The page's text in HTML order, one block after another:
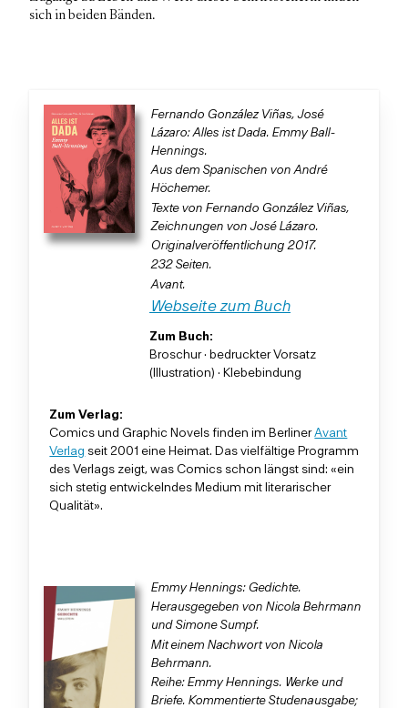
sich in beiden Bänden.
Fernando González Viñas, José
Lázaro: Alles ist Dada. Emmy Ball-
Hennings.
Aus dem Spanischen von André
Höchemer.
Texte von Fernando González Viñas,
Zeichnungen von José Lázaro.
Originalveröffentlichung 2017.
232 Seiten.
Avant.
Webseite zum Buch
Zum Buch:
Broschur · bedruckter Vorsatz
(Illustration) · Klebebindung
Zum Verlag:
Comics und Graphic Novels finden im Berliner Avant
Verlag seit 2001 eine Heimat. Das vielfältige Programm
des Verlags zeigt, was Comics schon längst sind: «ein
sich stetig entwickelndes Medium mit literarischer
Qualität».
Emmy Hennings: Gedichte.
Herausgegeben von Nicola Behrmann
und Simone Sumpf.
Mit einem Nachwort von Nicola
Behrmann.
Reihe: Emmy Hennings. Werke und
Briefe. Kommentierte Studenausgabe;